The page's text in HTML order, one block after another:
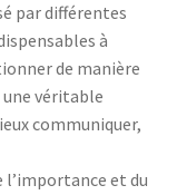
par différentes
à
de manière
véritable
communiquer,
l’importance et du